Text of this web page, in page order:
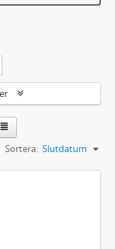
Sortera: Slutdatum